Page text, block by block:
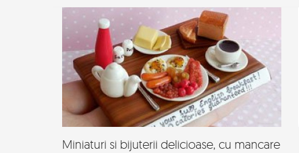
Miniaturi si bijuterii delicioase, cu mancare